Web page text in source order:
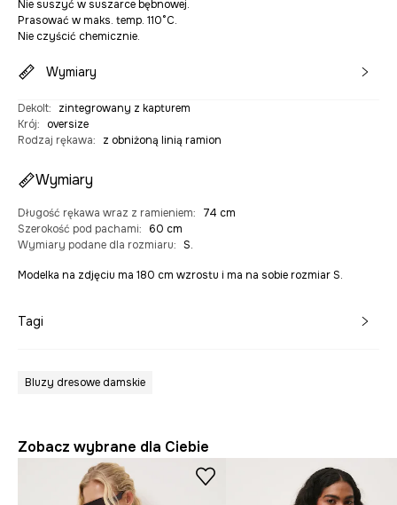
Nie suszyć w suszarce bębnowej.
Prasować w maks. temp. 110°C.
Nie czyścić chemicznie.
Wymiary
Dekolt:
zintegrowany z kapturem
Krój:
oversize
Rodzaj rękawa: z obniżoną linią ramion
Wymiary
Długość rękawa wraz z ramieniem:
74 cm
Szerokość pod pachami:
60 cm
Wymiary podane dla rozmiaru: S.
Modelka na zdjęciu ma 180 cm wzrostu i ma na sobie rozmiar S.
Tagi
Bluzy dresowe damskie
Zobacz wybrane dla Ciebie